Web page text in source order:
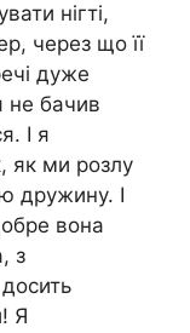
нігті,
через що її
дуже
не бачив
І я
як ми розлу
дружину. І
вона
з
Я